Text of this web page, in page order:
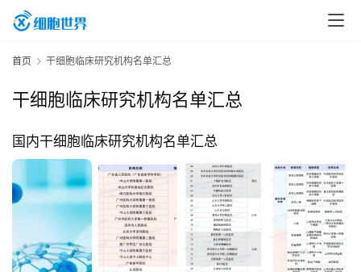
首
行
业
讯
再
首页 干细胞临床研究机构名单汇总
干细胞临床研究机构名单汇总
国内干细胞临床研究机构名单汇总